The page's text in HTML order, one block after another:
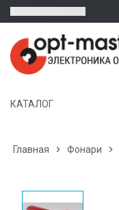
КАТАЛОГ
Главная  Фонари 